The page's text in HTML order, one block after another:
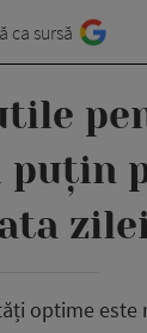
ca sursă
puțin
optime